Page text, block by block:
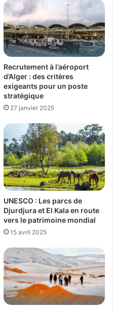
Recrutement à l’aéroport
d’Alger : des critères
exigeants pour un poste
stratégique
27 janvier 2025
UNESCO : Les parcs de
Djurdjura et El Kala en route
vers le patrimoine mondial
15 avril 2025